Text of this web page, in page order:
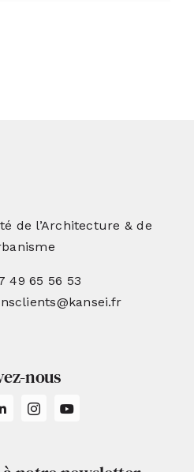
de l’Architecture & de
49 65 56 53
nous